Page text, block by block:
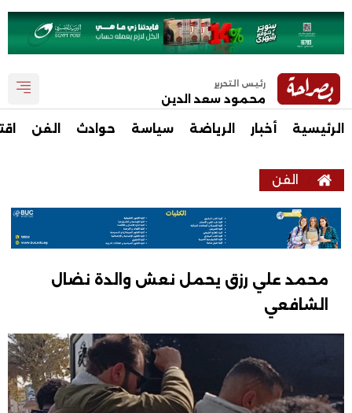
رئيس التحرير
محمود سعد الدين
الرئيسية أخبار الرياضة سياسة حوادث الفن
الفن
محمد علي رزق يحمل نعش والدة نضال
الشافعي